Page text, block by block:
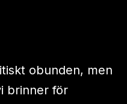
obunden, men
brinner för